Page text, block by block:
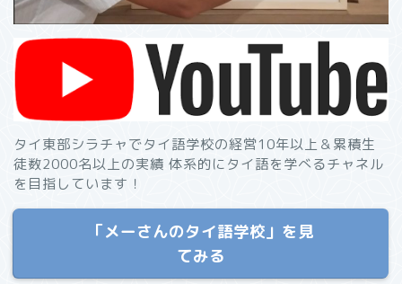
タイ東部シラチャでタイ語学校の経営10年以上＆累積生
徒数2000名以上の実績 体系的にタイ語を学べるチャネル
を目指しています！
「メーさんのタイ語学校」を見
てみる